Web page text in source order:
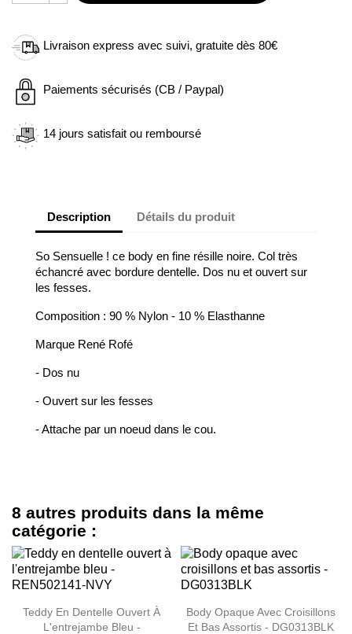
Livraison express avec suivi, gratuite dès 80€
Paiements sécurisés (CB / Paypal)
14 jours satisfait ou remboursé
Description Détails du produit
So Sensuelle ! ce body en fine résille noire. Col très
échancré avec bordure dentelle. Dos nu et ouvert sur
les fesses.
Composition : 90 % Nylon - 10 % Elasthanne
Marque René Rofé
- Dos nu
- Ouvert sur les fesses
- Attache par un noeud dans le cou.
8 autres produits dans la même
catégorie :
Teddy En Dentelle Ouvert À
L'entrejambe Bleu -
Body Opaque Avec Croisillons
Et Bas Assortis - DG0313BLK